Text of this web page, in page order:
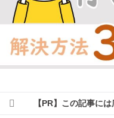
【PR】この記事に